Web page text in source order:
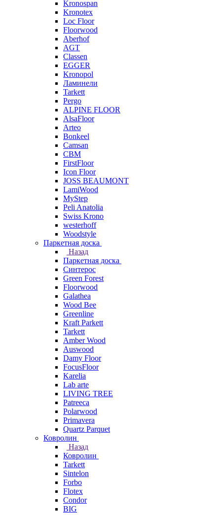
Kronospan
Kronotex
Loc Floor
Floorwood
Aberhof
AGT
Classen
EGGER
Kronopol
Ламинели
Tarkett
Pergo
ALPINE FLOOR
AlsaFloor
Arteo
Bonkeel
Camsan
CBM
FirstFloor
Icon Floor
JOSS BEAUMONT
LamiWood
MyStep
Peli Anatolia
Swiss Krono
westerhoff
Woodstyle
Паркетная доска
Назад
Паркетная доска
Синтерос
Green Forest
Floorwood
Galathea
Wood Bee
Greenline
Kraft Parkett
Tarkett
Amber Wood
Auswood
Damy Floor
FocusFloor
Karelia
Lab arte
LIVING TREE
Patreeca
Polarwood
Primavera
Quartz Parquet
Ковролин
Назад
Ковролин
Tarkett
Sintelon
Forbo
Flotex
Condor
BIG